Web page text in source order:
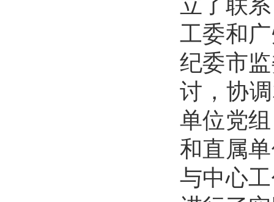
工委和
纪委市
讨，协
单位党
和直属
与中心